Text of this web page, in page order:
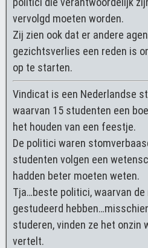
vervolgd moeten worden.
Zij zien ook dat er andere
gezichtsverlies een reden is
op te starten.
Vindicat is een Nederlandse
waarvan 15 studenten een
het houden van een feestje.
De politici waren
studenten volgen een
hadden beter moeten weten.
Tja…beste politici, waarvan
gestudeerd
studeren, vinden ze het onzin
vertelt.